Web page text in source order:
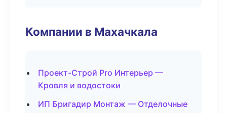
Компании в Махачкала
Проект-Строй Pro Интерьер —
Кровля и водостоки
ИП Бригадир Монтаж — Отделочные